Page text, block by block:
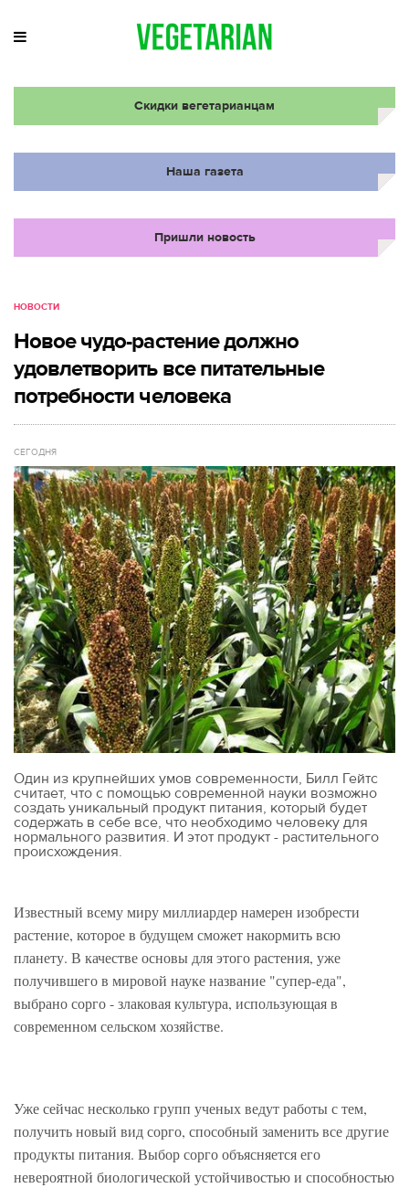
Скидки вегетарианцам
Наша газета
Пришли новость
НОВОСТИ
Новое чудо-растение должно
удовлетворить все питательные
потребности человека
СЕГОДНЯ
Один из крупнейших умов современности, Билл Гейтс
считает, что с помощью современной науки возможно
создать уникальный продукт питания, который будет
содержать в себе все, что необходимо человеку для
нормального развития. И этот продукт - растительного
происхождения.
Известный всему миру миллиардер намерен изобрести
растение, которое в будущем сможет накормить всю
планету. В качестве основы для этого растения, уже
получившего в мировой науке название "супер-еда",
выбрано сорго - злаковая культура, использующая в
современном сельском хозяйстве.
Уже сейчас несколько групп ученых ведут работы с тем,
получить новый вид сорго, способный заменить все другие
продукты питания. Выбор сорго объясняется его
невероятной биологической устойчивостью и способностью